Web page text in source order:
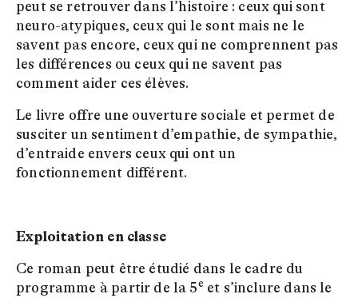
peut se retrouver dans l’histoire : ceux qui sont
neuro-atypiques, ceux qui le sont mais ne le
savent pas encore, ceux qui ne comprennent pas
les différences ou ceux qui ne savent pas
comment aider ces élèves.
Le livre offre une ouverture sociale et permet de
susciter un sentiment d’empathie, de sympathie,
d’entraide envers ceux qui ont un
fonctionnement différent.
Exploitation en classe
Ce roman peut être étudié dans le cadre du
programme à partir de la 5e et s’inclure dans le